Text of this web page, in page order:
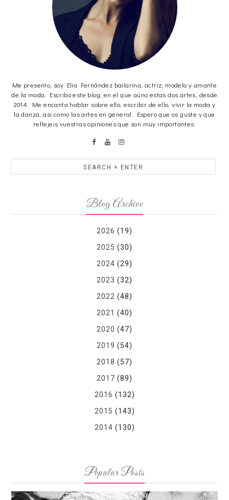
Me presento, soy Elia Fernández bailarina, actriz, modelo y amante
de la moda. Escribo este blog, en el que aúno estas dos artes, desde
2014. Me encanta hablar sobre ello, escribir de ello, vivir la moda y
la danza, asi como las artes en general. Espero que os guste y que
reflejeis vuestras opiniones que son muy importantes.
Blog Archive
2026 (19)
2025 (30)
2024 (29)
2023 (32)
2022 (48)
2021 (40)
2020 (47)
2019 (54)
2018 (57)
2017 (89)
2016 (132)
2015 (143)
2014 (130)
Popular Posts